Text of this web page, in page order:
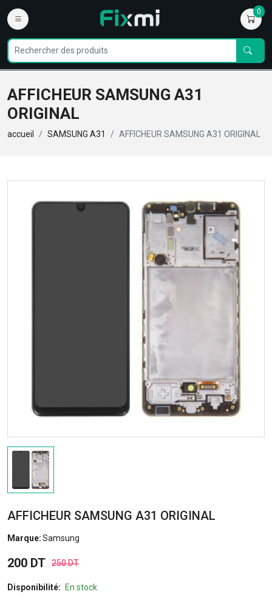
0
AFFICHEUR SAMSUNG A31
ORIGINAL
accueil SAMSUNG A31 AFFICHEUR SAMSUNG A31 ORIGINAL
AFFICHEUR SAMSUNG A31 ORIGINAL
Marque:Samsung
200 DT 250 DT
Disponibilité: En stock